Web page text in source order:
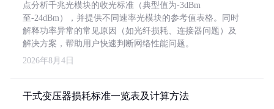
点分析千兆光模块的收光标准（典型值为-3dBm
至-24dBm），并提供不同速率光模块的参考值表格。同时
解释功率异常的常见原因（如光纤损耗、连接器问题）及
解决方案，帮助用户快速判断网络性能问题。
2026年8月4日
干式变压器损耗标准一览表及计算方法